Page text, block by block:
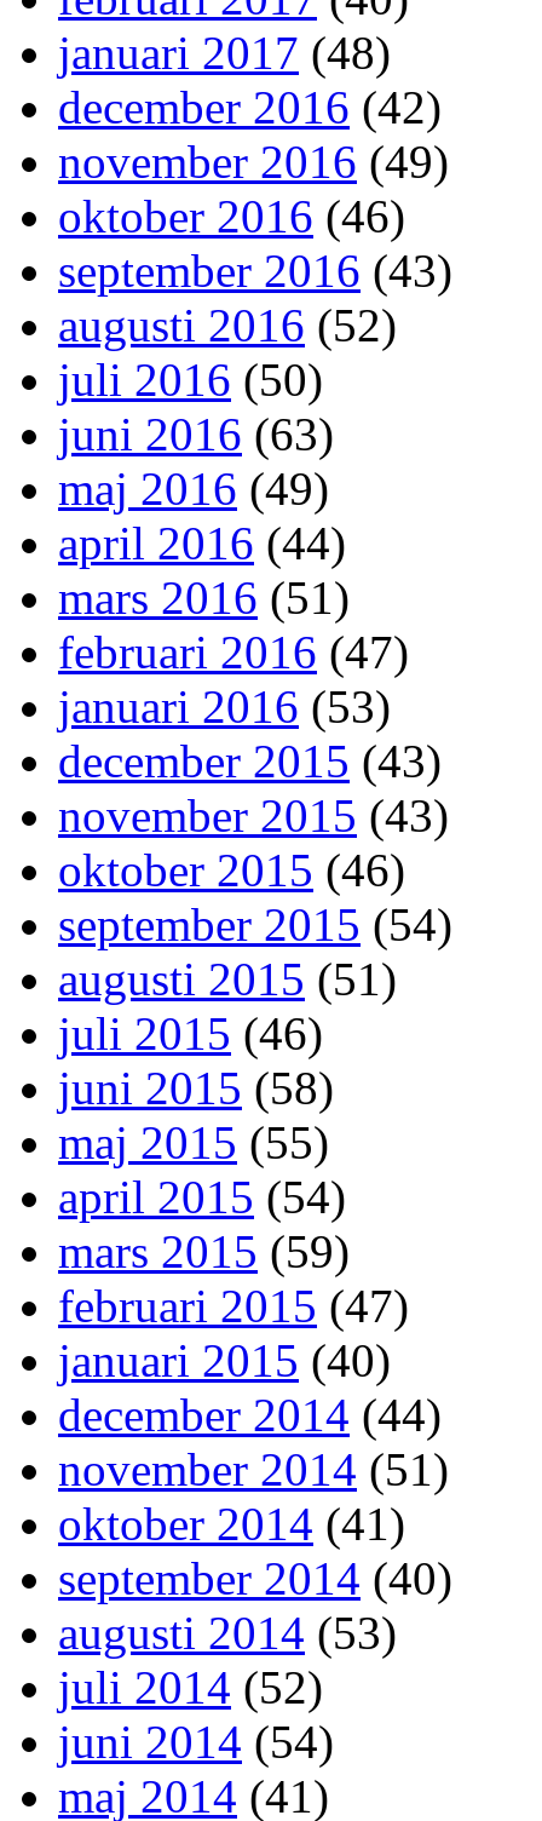
januari 2017 (48)
december 2016 (42)
november 2016 (49)
oktober 2016 (46)
september 2016 (43)
augusti 2016 (52)
juli 2016 (50)
juni 2016 (63)
maj 2016 (49)
april 2016 (44)
mars 2016 (51)
februari 2016 (47)
januari 2016 (53)
december 2015 (43)
november 2015 (43)
oktober 2015 (46)
september 2015 (54)
augusti 2015 (51)
juli 2015 (46)
juni 2015 (58)
maj 2015 (55)
april 2015 (54)
mars 2015 (59)
februari 2015 (47)
januari 2015 (40)
december 2014 (44)
november 2014 (51)
oktober 2014 (41)
september 2014 (40)
augusti 2014 (53)
juli 2014 (52)
juni 2014 (54)
maj 2014 (41)